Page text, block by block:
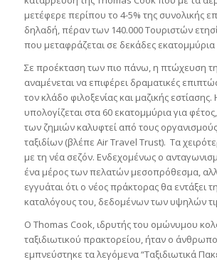
μετέφερε περίπου το 4-5% της συνολικής
δηλαδή, πέραν των 140.000 Τουριστών
που μεταφράζεται σε δεκάδες
Σε προέκταση των πιο πάνω, η πτώχευση
αναμένεται να επιφέρει δραματικές
τον κλάδο φιλοξενίας και μαζικής
υπολογίζεται στα 60 εκατομμύρια για
των ζημιών καλυφτεί από τους
ταξιδίων (βλέπε Air Travel Trust). Τα
με τη νέα σεζόν. Ενδεχομένως ο
ένα μέρος των πελατών μεσοπρόθεσμα,
εγγυάται ότι ο νέος πράκτορας θα εντάξει
καταλόγους του, δεδομένων των υψηλών
Ο Thomas Cook, ιδρυτής του ομώνυμου
ταξιδιωτικού πρακτορείου, ήταν ο
εμπνεύστηκε τα λεγόμενα “Ταξιδιωτικά